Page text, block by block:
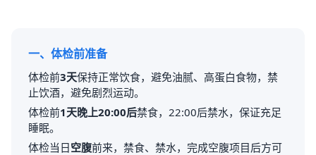
一、体检前准备
体检前3天保持正常饮食，避免油腻、高蛋白食物，禁
止饮酒，避免剧烈运动。
体检前1天晚上20:00后禁食，22:00后禁水，保证充足
睡眠。
体检当日空腹前来，禁食、禁水，完成空腹项目后方可